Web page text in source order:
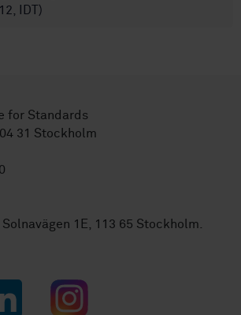
IDT)
for Standards
31 Stockholm
1E, 113 65 Stockholm.
Instagram